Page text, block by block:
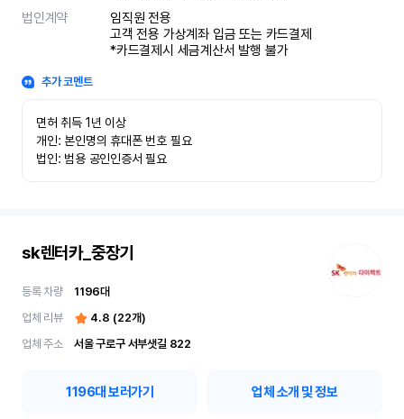
법인계약
임직원 전용
고객 전용 가상계좌 입금 또는 카드결제
*카드결제시 세금계산서 발행 불가
추가 코멘트
면허 취득 1년 이상
개인: 본인명의 휴대폰 번호 필요
법인: 범용 공인인증서 필요
sk렌터카_중장기
등록 차량 1196대
업체 리뷰
4.8 (22개)
업체 주소
서울 구로구 서부샛길 822
1196대 보러가기 업체 소개 및 정보